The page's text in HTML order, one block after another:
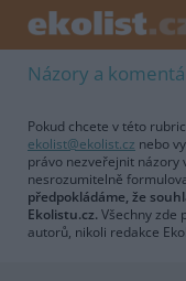
Názory a
Pokud chcete v této
ekolist@ekolist.cz nebo
právo nezveřejnit názory
nesrozumitelně
předpokládáme, že
Ekolistu.cz. Všechny zde
autorů, nikoli redakce